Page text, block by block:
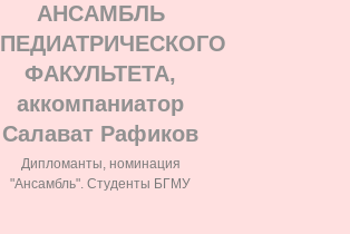
АНСАМБЛЬ
ПЕДИАТРИЧЕСКОГО
ФАКУЛЬТЕТА,
аккомпаниатор
Салават Рафиков
Дипломанты, номинация
"Ансамбль". Студенты БГМУ